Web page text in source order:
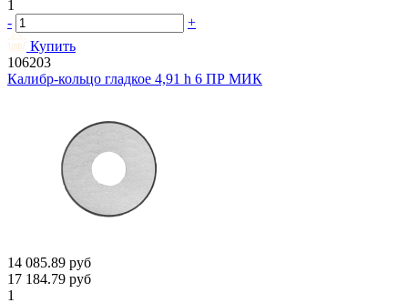
1
-
+
Купить
106203
Калибр-кольцо гладкое 4,91 h 6 ПР МИК
14 085.89 руб
17 184.79 руб
1